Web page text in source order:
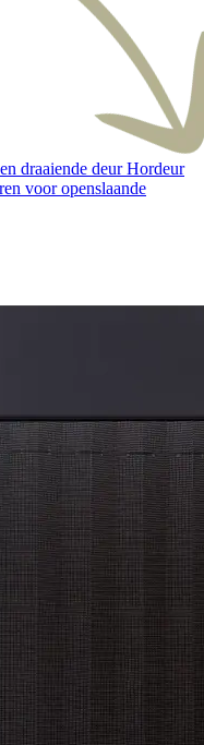
draaiende deurHordeur
voor openslaande